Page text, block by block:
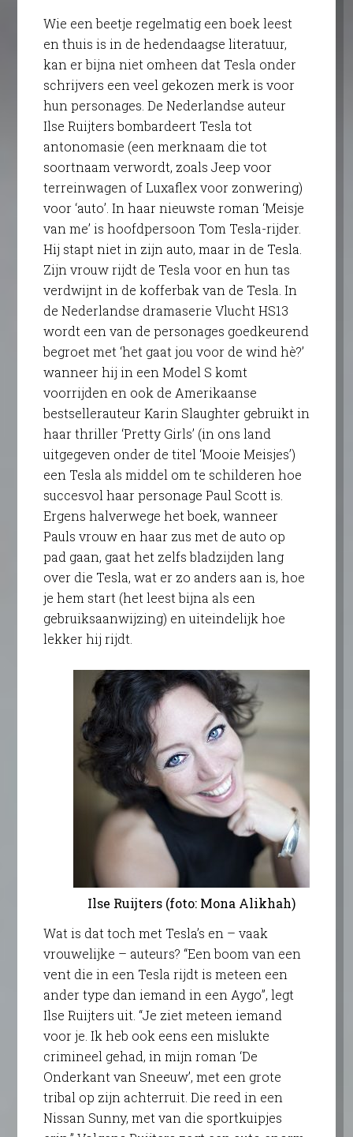
Wie een beetje regelmatig een boek leest
en thuis is in de hedendaagse literatuur,
kan er bijna niet omheen dat Tesla onder
schrijvers een veel gekozen merk is voor
hun personages. De Nederlandse auteur
Ilse Ruijters bombardeert Tesla tot
antonomasie (een merknaam die tot
soortnaam verwordt, zoals Jeep voor
terreinwagen of Luxaflex voor zonwering)
voor ‘auto’. In haar nieuwste roman ‘Meisje
van me’ is hoofdpersoon Tom Tesla-rijder.
Hij stapt niet in zijn auto, maar in de Tesla.
Zijn vrouw rijdt de Tesla voor en hun tas
verdwijnt in de kofferbak van de Tesla. In
de Nederlandse dramaserie Vlucht HS13
wordt een van de personages goedkeurend
begroet met ‘het gaat jou voor de wind hè?’
wanneer hij in een Model S komt
voorrijden en ook de Amerikaanse
bestsellerauteur Karin Slaughter gebruikt in
haar thriller ‘Pretty Girls’ (in ons land
uitgegeven onder de titel ‘Mooie Meisjes’)
een Tesla als middel om te schilderen hoe
succesvol haar personage Paul Scott is.
Ergens halverwege het boek, wanneer
Pauls vrouw en haar zus met de auto op
pad gaan, gaat het zelfs bladzijden lang
over die Tesla, wat er zo anders aan is, hoe
je hem start (het leest bijna als een
gebruiksaanwijzing) en uiteindelijk hoe
lekker hij rijdt.
Ilse Ruijters (foto: Mona Alikhah)
Wat is dat toch met Tesla’s en – vaak
vrouwelijke – auteurs? “Een boom van een
vent die in een Tesla rijdt is meteen een
ander type dan iemand in een Aygo”, legt
Ilse Ruijters uit. “Je ziet meteen iemand
voor je. Ik heb ook eens een mislukte
crimineel gehad, in mijn roman ‘De
Onderkant van Sneeuw’, met een grote
tribal op zijn achterruit. Die reed in een
Nissan Sunny, met van die sportkuipjes